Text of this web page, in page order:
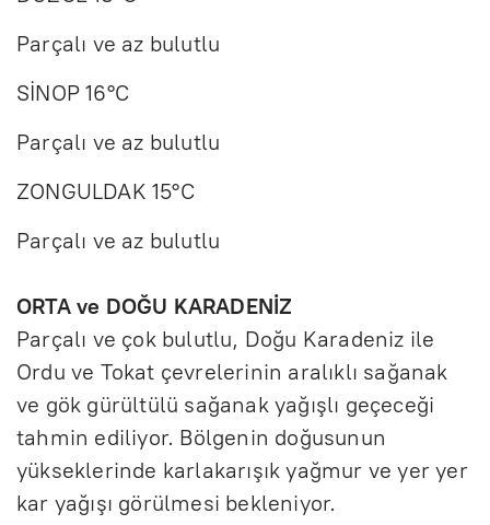
Parçalı ve az bulutlu
SİNOP 16°C
Parçalı ve az bulutlu
ZONGULDAK 15°C
Parçalı ve az bulutlu
ORTA ve DOĞU KARADENİZ
Parçalı ve çok bulutlu, Doğu Karadeniz ile
Ordu ve Tokat çevrelerinin aralıklı sağanak
ve gök gürültülü sağanak yağışlı geçeceği
tahmin ediliyor. Bölgenin doğusunun
yükseklerinde karlakarışık yağmur ve yer yer
kar yağışı görülmesi bekleniyor.